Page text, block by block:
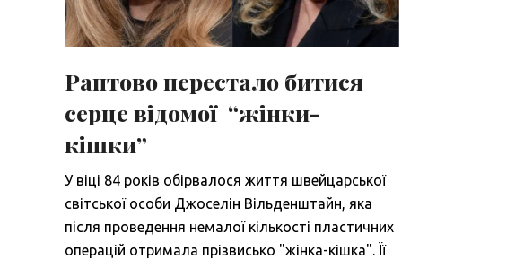
Раптово перестало битися
серце відомої “жінки-
кішки”
У віці 84 років обірвалося життя швейцарської
світської особи Джоселін Вільденштайн, яка
після проведення немалої кількості пластичних
операцій отримала прізвисько "жінка-кішка". Її